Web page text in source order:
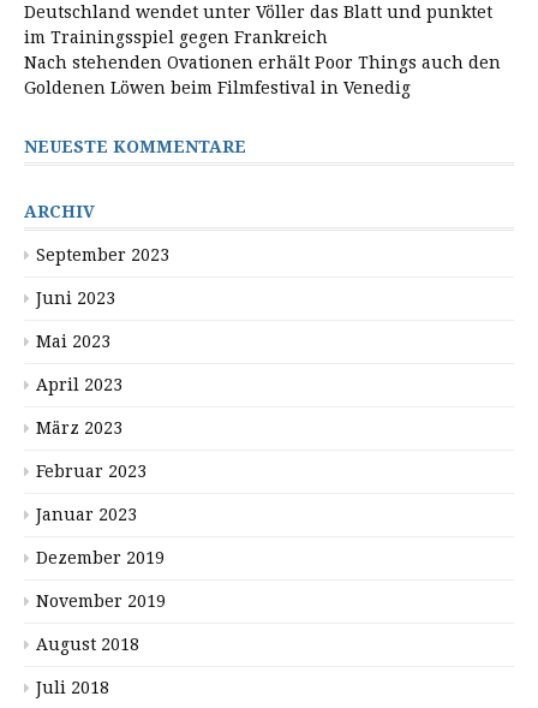
Deutschland wendet unter Völler das Blatt und punktet
im Trainingsspiel gegen Frankreich
Nach stehenden Ovationen erhält Poor Things auch den
Goldenen Löwen beim Filmfestival in Venedig
NEUESTE KOMMENTARE
ARCHIV
September 2023
Juni 2023
Mai 2023
April 2023
März 2023
Februar 2023
Januar 2023
Dezember 2019
November 2019
August 2018
Juli 2018